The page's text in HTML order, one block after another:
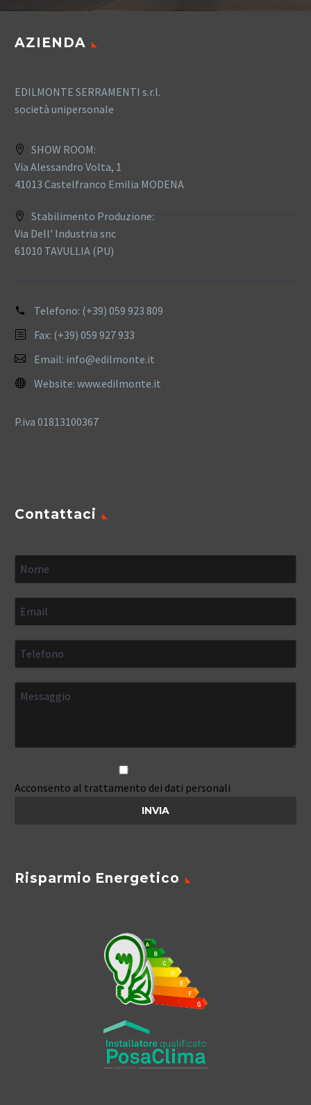
AZIENDA
EDILMONTE SERRAMENTI s.r.l.
società unipersonale
SHOW ROOM:
Via Alessandro Volta, 1
41013 Castelfranco Emilia MODENA
Stabilimento Produzione:
Via Dell' Industria snc
61010 TAVULLIA (PU)
Telefono: (+39) 059 923 809
Fax: (+39) 059 927 933
Email: info@edilmonte.it
Website: www.edilmonte.it
P.iva 01813100367
Contattaci
Acconsento al trattamento dei dati personali
Risparmio Energetico